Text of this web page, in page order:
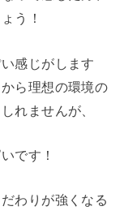
う！
感じがします
ら理想の環境の
れませんが、
です！
わりが強くなる